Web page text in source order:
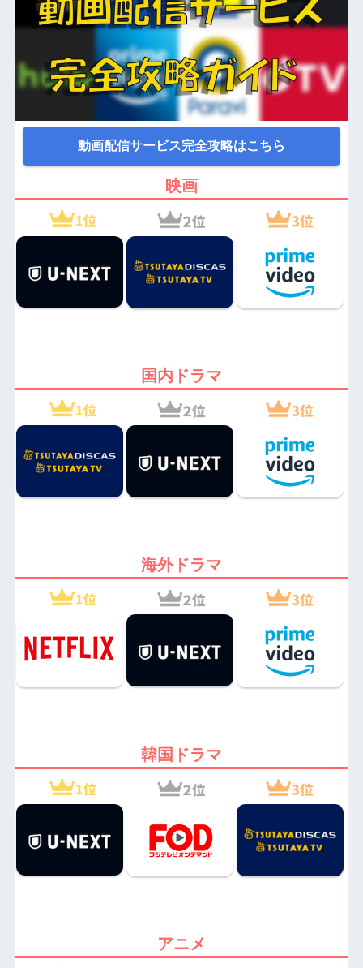
動画配信サービス完全攻略はこちら
映画
国内ドラマ
海外ドラマ
韓国ドラマ
アニメ